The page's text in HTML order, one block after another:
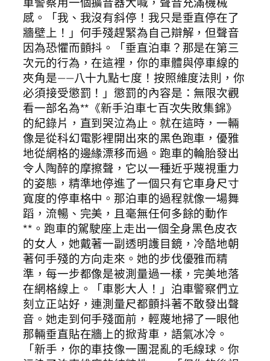
感。「我、我沒有斜停！我只是垂直停在了
牆壁上！」何手殘趕緊為自己辯解，但聲音
因為恐懼而顫抖。「垂直泊車？那是在第三
次元的行為，在這裡，你的車體與停車線的
夾角是——八十九點七度！按照維度法則，你
必須接受懲罰！」懲罰的內容是：無限次觀
看一部名為**《新手泊車七百次失敗集錦》
的紀錄片，直到哭泣為止。就在這時，一輛
像是從科幻電影裡開出來的黑色跑車，優雅
地從網格的邊緣漂移而過。跑車的輪胎發出
令人陶醉的摩擦聲，它以一種近乎蔑視重力
的姿態，精準地停進了一個只有它車身尺寸
寬度的停車格中。那泊車的過程就像一場舞
蹈，流暢、完美，且毫無任何多餘的動作
**。跑車的駕駛座上走出一個全身黑色皮衣
的女人，她戴著一副透明護目鏡，冷酷地朝
著何手殘的方向走來。她的步伐優雅而精
準，每一步都像是被測量過一樣，完美地落
在網格線上。「車影大人！」泊車警察們立
刻立正站好，連測量尺都顫抖著不敢發出聲
音。她走到何手殘面前，輕蔑地掃了一眼他
那輛垂直貼在牆上的掀背車，語氣冰冷。
「新手，你的車技像一團混亂的毛線球。你